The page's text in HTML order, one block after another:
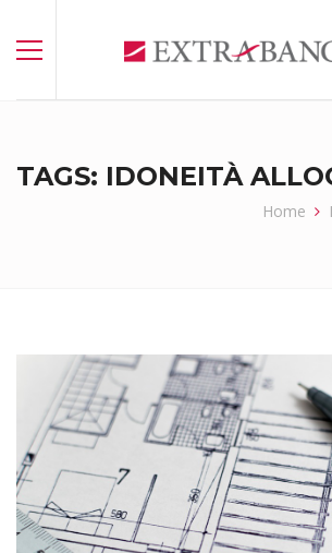
TAGS: IDONEITÀ
Home